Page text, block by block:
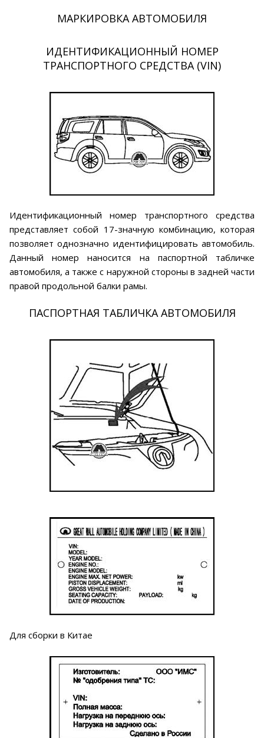
МАРКИРОВКА АВТОМОБИЛЯ
ИДЕНТИФИКАЦИОННЫЙ НОМЕР
ТРАНСПОРТНОГО СРЕДСТВА (VIN)
Идентификационный номер транспортного средства
представляет собой 17-значную комбинацию, которая
позволяет однозначно идентифицировать автомобиль.
Данный номер наносится на паспортной табличке
автомобиля, а также с наружной стороны в задней части
правой продольной балки рамы.
ПАСПОРТНАЯ ТАБЛИЧКА АВТОМОБИЛЯ
Для сборки в Китае